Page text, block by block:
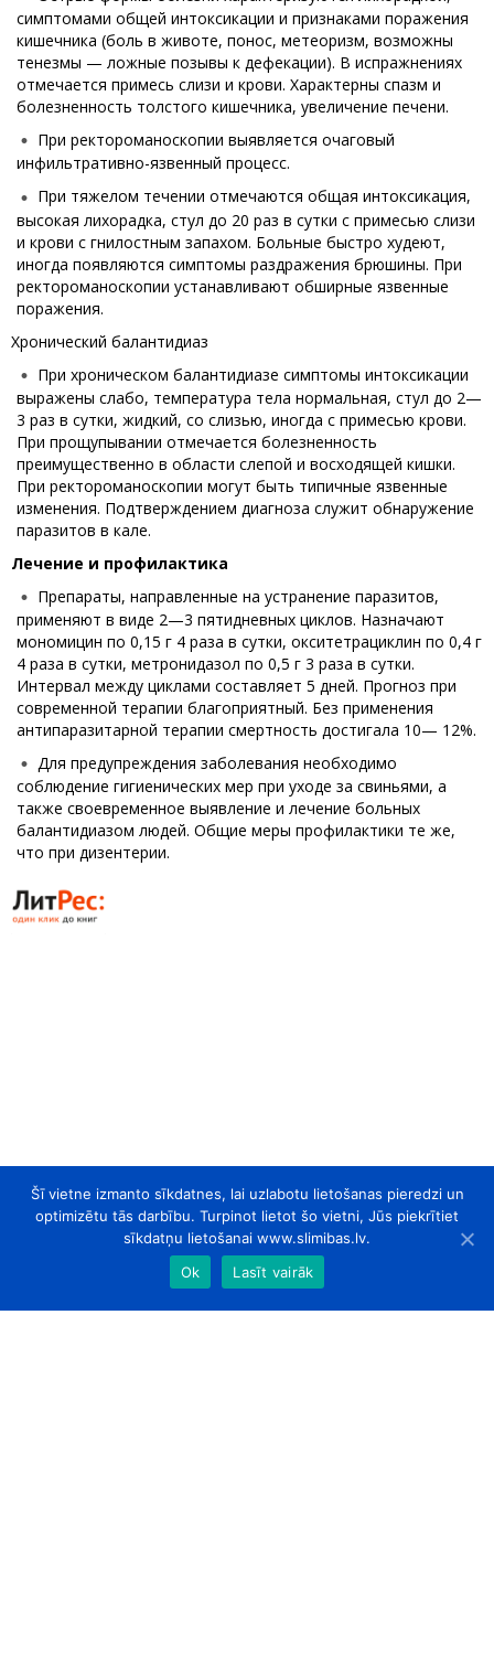
симптомами общей интоксикации и признаками поражения
кишечника (боль в животе, понос, метеоризм, возможны
тенезмы — ложные позывы к дефекации). В испражнениях
отмечается примесь слизи и крови. Характерны спазм и
болезненность толстого кишечника, увеличение печени.
При ректороманоскопии выявляется очаговый
инфильтративно-язвенный процесс.
При тяжелом течении отмечаются общая интоксикация,
высокая лихорадка, стул до 20 раз в сутки с примесью слизи
и крови с гнилостным запахом. Больные быстро худеют,
иногда появляются симптомы раздражения брюшины. При
ректороманоскопии устанавливают обширные язвенные
поражения.
Хронический балантидиаз
При хроническом балантидиазе симптомы интоксикации
выражены слабо, температура тела нормальная, стул до 2—
3 раз в сутки, жидкий, со слизью, иногда с примесью крови.
При прощупывании отмечается болезненность
преимущественно в области слепой и восходящей кишки.
При ректороманоскопии могут быть типичные язвенные
изменения. Подтверждением диагноза служит обнаружение
паразитов в кале.
Лечение и профилактика
Препараты, направленные на устранение паразитов,
применяют в виде 2—3 пятидневных циклов. Назначают
мономицин по 0,15 г 4 раза в сутки, окситетрациклин по 0,4 г
4 раза в сутки, метронидазол по 0,5 г 3 раза в сутки.
Интервал между циклами составляет 5 дней. Прогноз при
современной терапии благоприятный. Без применения
антипаразитарной терапии смертность достигала 10— 12%.
Для предупреждения заболевания необходимо
соблюдение гигиенических мер при уходе за свиньями, а
также своевременное выявление и лечение больных
балантидиазом людей. Общие меры профилактики те же,
что при дизентерии.
Šī vietne izmanto sīkdatnes, lai uzlabotu lietošanas pieredzi un
optimizētu tās darbību. Turpinot lietot šo vietni, Jūs piekrītiet
sīkdatņu lietošanai www.slimibas.lv.
Ok
Lasīt vairāk